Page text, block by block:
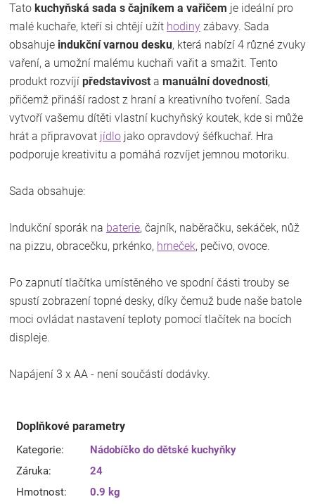
Tato kuchyňská sada s čajníkem a vařičem je ideální pro
malé kuchaře, kteří si chtějí užít hodiny zábavy. Sada
obsahuje indukční varnou desku, která nabízí 4 různé zvuky
vaření, a umožní malému kuchaři vařit a smažit. Tento
produkt rozvíjí představivost a manuální dovednosti,
přičemž přináší radost z hraní a kreativního tvoření. Sada
vytvoří vašemu dítěti vlastní kuchyňský koutek, kde si může
hrát a připravovat jídlo jako opravdový šéfkuchař. Hra
podporuje kreativitu a pomáhá rozvíjet jemnou motoriku.
Sada obsahuje:
Indukční sporák na baterie, čajník, naběračku, sekáček, nůž
na pizzu, obracečku, prkénko, hrneček, pečivo, ovoce.
Po zapnutí tlačítka umístěného ve spodní části trouby se
spustí zobrazení topné desky, díky čemuž bude naše batole
moci ovládat nastavení teploty pomocí tlačítek na bocích
displeje.
Napájení 3 x AA - není součástí dodávky.
Doplňkové parametry
Kategorie:
Nádobíčko do dětské kuchyňky
Záruka:
24
Hmotnost:
0.9 kg